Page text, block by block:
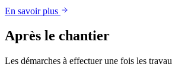
En savoir plus
Après le chantier
Les démarches à effectuer une fois les